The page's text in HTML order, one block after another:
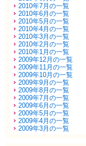
2010年7月の一覧
2010年6月の一覧
2010年5月の一覧
2010年4月の一覧
2010年3月の一覧
2010年2月の一覧
2010年1月の一覧
2009年12月の一覧
2009年11月の一覧
2009年10月の一覧
2009年9月の一覧
2009年8月の一覧
2009年7月の一覧
2009年6月の一覧
2009年5月の一覧
2009年4月の一覧
2009年3月の一覧